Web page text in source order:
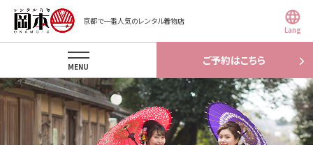
京都で一番人気のレンタル着物店
Lang
ご予約はこちら
MENU